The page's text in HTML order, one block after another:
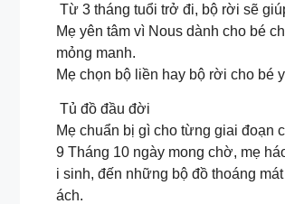
Từ 3 tháng tuổi trở đi, bộ rời sẽ
Mẹ yên tâm vì Nous dành cho bé
mỏng manh.
Mẹ chọn bộ liền hay bộ rời cho bé
Tủ đồ đầu đời
Mẹ chuẩn bị gì cho từng giai đoạn
9 Tháng 10 ngày mong chờ, mẹ
i sinh, đến những bộ đồ thoáng
ách.